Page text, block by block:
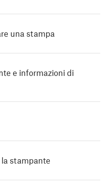
una stampa
e informazioni di
stampante